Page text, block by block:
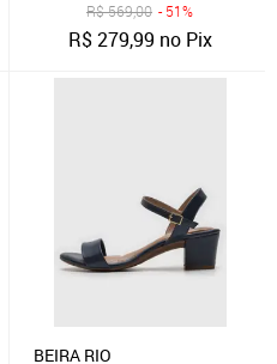
R$569,00 - 51%
R$279,99 no Pix
BEIRA RIO